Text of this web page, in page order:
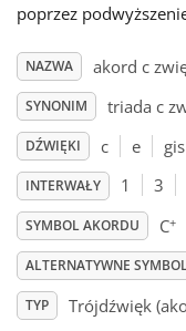
Deutsch
English
Español
Français
poprzez
NAZWA akord c
SYNONIM triada c
DŹWIĘKI c e gis
INTERWAŁY 1 3
SYMBOL AKORDU C+
ALTERNATYWNE
TYP Trójdźwięk